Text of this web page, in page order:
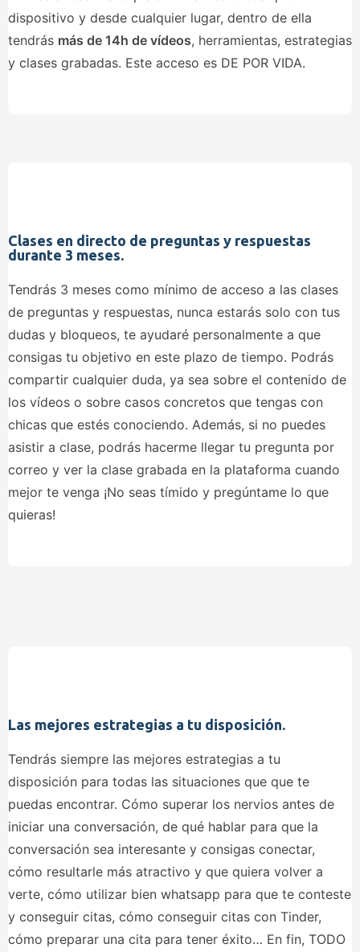
dispositivo y desde cualquier lugar, dentro de ella
tendrás más de 14h de vídeos, herramientas, estrategias
y clases grabadas. Este acceso es DE POR VIDA.
Clases en directo de preguntas y respuestas
durante 3 meses.
Tendrás 3 meses como mínimo de acceso a las clases
de preguntas y respuestas, nunca estarás solo con tus
dudas y bloqueos, te ayudaré personalmente a que
consigas tu objetivo en este plazo de tiempo. Podrás
compartir cualquier duda, ya sea sobre el contenido de
los vídeos o sobre casos concretos que tengas con
chicas que estés conociendo. Además, si no puedes
asistir a clase, podrás hacerme llegar tu pregunta por
correo y ver la clase grabada en la plataforma cuando
mejor te venga ¡No seas tímido y pregúntame lo que
quieras!
Las mejores estrategias a tu disposición.
Tendrás siempre las mejores estrategias a tu
disposición para todas las situaciones que que te
puedas encontrar. Cómo superar los nervios antes de
iniciar una conversación, de qué hablar para que la
conversación sea interesante y consigas conectar,
cómo resultarle más atractivo y que quiera volver a
verte, cómo utilizar bien whatsapp para que te conteste
y conseguir citas, cómo conseguir citas con Tinder,
cómo preparar una cita para tener éxito… En fin, TODO